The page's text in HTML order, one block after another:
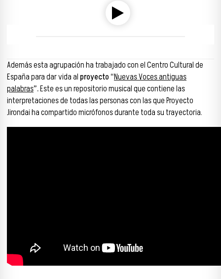
Además esta agrupación ha trabajado con el Centro Cultural de
España para dar vida al proyecto “Nuevas Voces antiguas
palabras”.Este es un repositorio musical que contiene las
interpretaciones de todas las personas con las que Proyecto
Jirondai ha compartido micrófonos durante toda su trayectoria.